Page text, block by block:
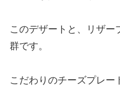
このデザートと、リザー
群です。
こだわりのチーズプレー